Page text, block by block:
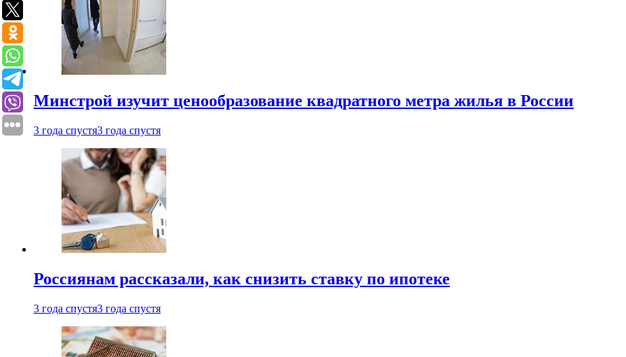
Минстрой изучит ценообразование квадратного метра жилья в России
3 года спустя3 года спустя
Россиянам рассказали, как снизить ставку по ипотеке
3 года спустя3 года спустя